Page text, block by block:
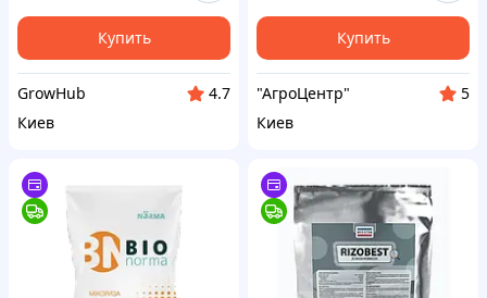
Купить
GrowHub
4.7
Киев
Купить
"АгроЦентр"
5
Киев